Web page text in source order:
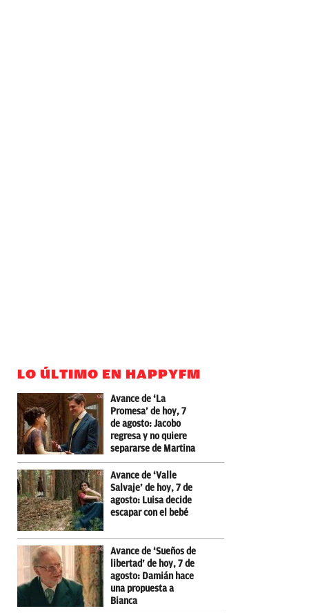
LO ÚLTIMO EN HAPPYFM
Avance de ‘La
Promesa’ de hoy, 7
de agosto: Jacobo
regresa y no quiere
separarse de Martina
Avance de ‘Valle
Salvaje’ de hoy, 7 de
agosto: Luisa decide
escapar con el bebé
Avance de ‘Sueños de
libertad’ de hoy, 7 de
agosto: Damián hace
una propuesta a
Bianca